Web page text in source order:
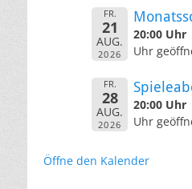
FR.
21
AUG.
2026
20:00 Uhr
Uhr
FR.
28
AUG.
2026
20:00 Uhr
Uhr
Öffne den Kalender